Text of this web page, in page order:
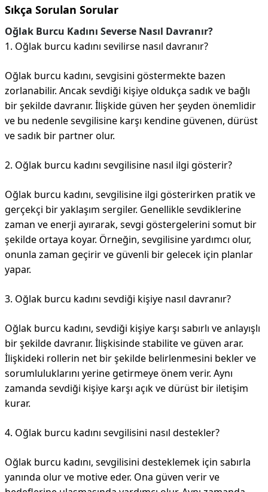
Sıkça Sorulan Sorular
Oğlak Burcu Kadını Severse Nasıl Davranır?
1. Oğlak burcu kadını sevilirse nasıl davranır?
Oğlak burcu kadını, sevgisini göstermekte bazen
zorlanabilir. Ancak sevdiği kişiye oldukça sadık ve bağlı
bir şekilde davranır. İlişkide güven her şeyden önemlidir
ve bu nedenle sevgilisine karşı kendine güvenen, dürüst
ve sadık bir partner olur.
2. Oğlak burcu kadını sevgilisine nasıl ilgi gösterir?
Oğlak burcu kadını, sevgilisine ilgi gösterirken pratik ve
gerçekçi bir yaklaşım sergiler. Genellikle sevdiklerine
zaman ve enerji ayırarak, sevgi göstergelerini somut bir
şekilde ortaya koyar. Örneğin, sevgilisine yardımcı olur,
onunla zaman geçirir ve güvenli bir gelecek için planlar
yapar.
3. Oğlak burcu kadını sevdiği kişiye nasıl davranır?
Oğlak burcu kadını, sevdiği kişiye karşı sabırlı ve anlayışlı
bir şekilde davranır. İlişkisinde stabilite ve güven arar.
İlişkideki rollerin net bir şekilde belirlenmesini bekler ve
sorumluluklarını yerine getirmeye önem verir. Aynı
zamanda sevdiği kişiye karşı açık ve dürüst bir iletişim
kurar.
4. Oğlak burcu kadını sevgilisini nasıl destekler?
Oğlak burcu kadını, sevgilisini desteklemek için sabırla
yanında olur ve motive eder. Ona güven verir ve